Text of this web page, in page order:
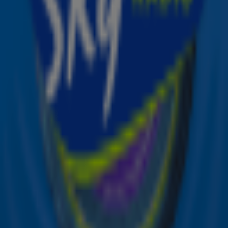
Ontvang onze nieuwsbrief
Meld je aan voor de nieuwsbrief van Sky Radio en blijf op
de hoogte van alle leuke winacties en het laatste nieuws
over je favoriete Sky-artiesten.
Meld je aan voor onze wekelijkse nieuwsbrief met daarin
het laatste nieuws en aanbiedingen die wijzelf of in
samenwerking met onze partners organiseren. Je kunt je
op ieder moment afmelden. Zie voor meer informatie de
Online radio luisteren naar Sky Radio